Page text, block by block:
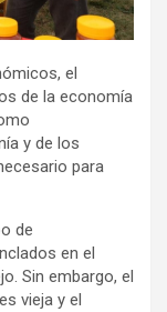
el
de la economía
y de los
para
de
en el
Sin embargo, el
vieja y el